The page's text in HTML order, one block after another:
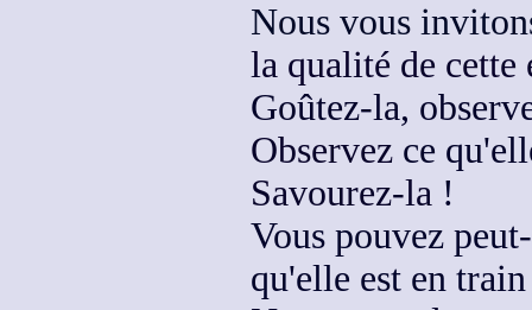
Nous vous
la qualité de cette
Goûtez-la,
Observez ce
Savourez-la !
Vous pouvez
qu'elle est en